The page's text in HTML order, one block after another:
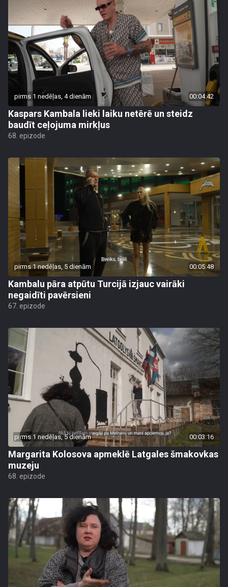
pirms 1 nedēļas, 4 dienām 00:04:42
Kaspars Kambala lieki laiku netērē un steidz
baudīt ceļojuma mirkļus
68. epizode
pirms 1 nedēļas, 5 dienām 00:05:48
Kambalu pāra atpūtu Turcijā izjauc vairāki
negaidīti pavērsieni
67. epizode
pirms 1 nedēļas, 5 dienām 00:03:16
Margarita Kolosova apmeklē Latgales šmakovkas
muzeju
68. epizode